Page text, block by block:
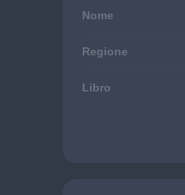
Nome
Regione
Libro